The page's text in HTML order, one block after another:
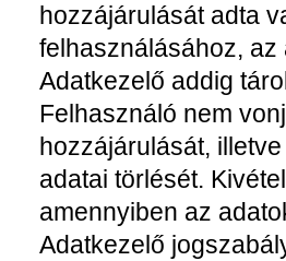
hozzájárulását adta
felhasználásához, az
Adatkezelő addig
Felhasználó nem
hozzájárulását,
adatai törlését.
amennyiben az
Adatkezelő